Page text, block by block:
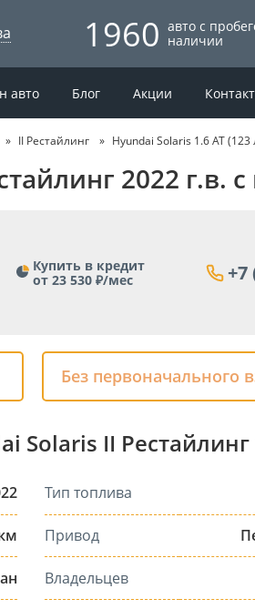
1960 авто с
наличии
авто Блог Акции
II Рестайлинг Hyundai Solaris 1.6 AT
2022 г.в.
Купить в кредит
от 23 530 ₽/мес
+7
Без первоначального
Solaris II Рестайлинг
Тип топлива
Привод
Владельцев